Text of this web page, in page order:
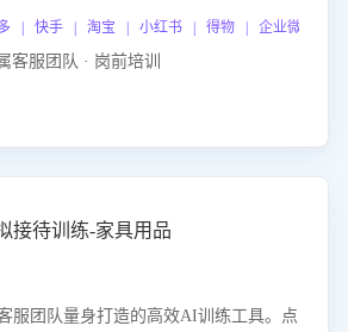
| 快手 | 淘宝 | 小红书 | 得物 | 企业微信
客服团队 · 岗前培训
接待训练-家具用品
服团队量身打造的高效AI训练工具。点